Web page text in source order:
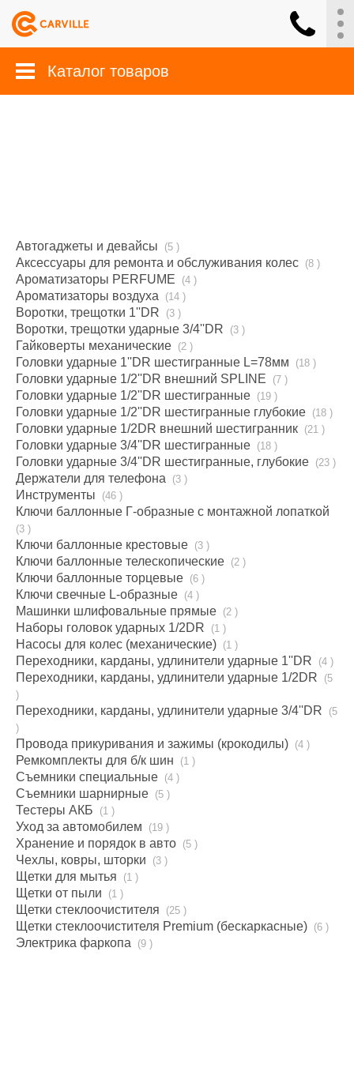
Каталог товаров
Автогаджеты и девайсы (5 )
Аксессуары для ремонта и обслуживания колес (8 )
Ароматизаторы PERFUME (4 )
Ароматизаторы воздуха (14 )
Воротки, трещотки 1''DR (3 )
Воротки, трещотки ударные 3/4''DR (3 )
Гайковерты механические (2 )
Головки ударные 1''DR шестигранные L=78мм (18 )
Головки ударные 1/2''DR внешний SPLINE (7 )
Головки ударные 1/2''DR шестигранные (19 )
Головки ударные 1/2''DR шестигранные глубокие (18 )
Головки ударные 1/2DR внешний шестигранник (21 )
Головки ударные 3/4''DR шестигранные (18 )
Головки ударные 3/4''DR шестигранные, глубокие (23 )
Держатели для телефона (3 )
Инструменты (46 )
Ключи баллонные Г-образные с монтажной лопаткой
(3 )
Ключи баллонные крестовые (3 )
Ключи баллонные телескопические (2 )
Ключи баллонные торцевые (6 )
Ключи свечные L-образные (4 )
Машинки шлифовальные прямые (2 )
Наборы головок ударных 1/2DR (1 )
Насосы для колес (механические) (1 )
Переходники, карданы, удлинители ударные 1''DR (4 )
Переходники, карданы, удлинители ударные 1/2DR
(5
)
Переходники, карданы, удлинители ударные 3/4''DR
(5
)
Провода прикуривания и зажимы (крокодилы) (4 )
Ремкомплекты для б/к шин (1 )
Съемники специальные (4 )
Съемники шарнирные (5 )
Тестеры АКБ (1 )
Уход за автомобилем (19 )
Хранение и порядок в авто (5 )
Чехлы, ковры, шторки (3 )
Щетки для мытья (1 )
Щетки от пыли (1 )
Щетки стеклоочистителя (25 )
Щетки стеклоочистителя Premium (бескаркаcные) (6 )
Электрика фаркопа (9 )